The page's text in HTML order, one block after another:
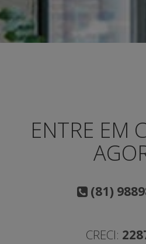
ENTRE EM
(81)
CRECI: